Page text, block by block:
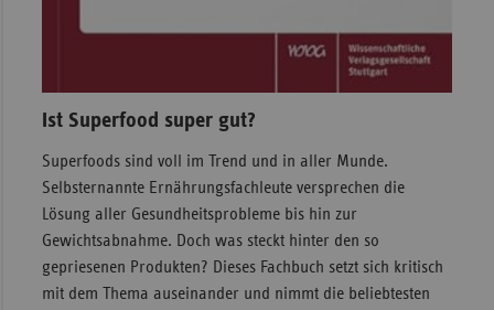
Ist Superfood super gut?
Superfoods sind voll im Trend und in aller Munde.
Selbsternannte Ernährungsfachleute versprechen die
Lösung aller Gesundheitsprobleme bis hin zur
Gewichtsabnahme. Doch was steckt hinter den so
gepriesenen Produkten? Dieses Fachbuch setzt sich kritisch
mit dem Thema auseinander und nimmt die beliebtesten